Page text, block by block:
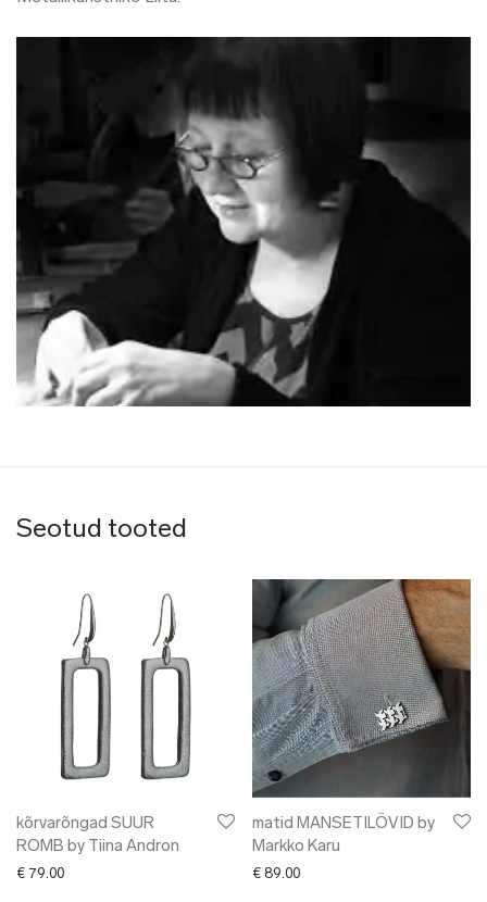
Seotud tooted
kõrvarõngad SUUR
ROMB by Tiina Andron
€ 79.00
matid MANSETILÕVID by
Markko Karu
€ 89.00